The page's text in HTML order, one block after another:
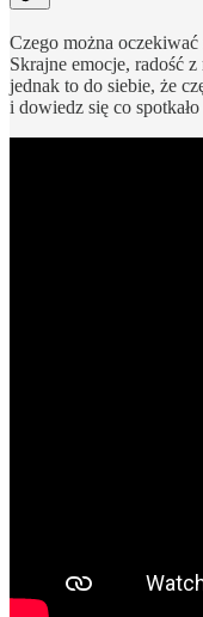
Czego można
Skrajne emocje, radość
jednak to do siebie, że
i dowiedz się co